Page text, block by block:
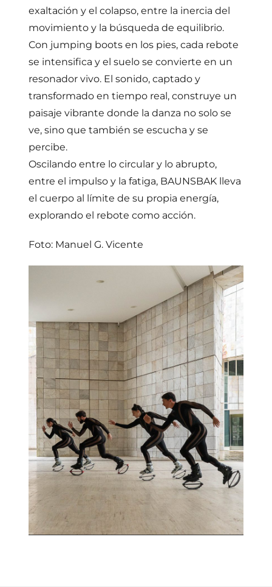
exaltación y el colapso, entre la inercia del
movimiento y la búsqueda de equilibrio.
Con jumping boots en los pies, cada rebote
se intensifica y el suelo se convierte en un
resonador vivo. El sonido, captado y
transformado en tiempo real, construye un
paisaje vibrante donde la danza no solo se
ve, sino que también se escucha y se
percibe.
Oscilando entre lo circular y lo abrupto,
entre el impulso y la fatiga, BAUNSBAK lleva
el cuerpo al límite de su propia energía,
explorando el rebote como acción.
Foto: Manuel G. Vicente